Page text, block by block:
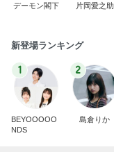
デーモン閣下 片岡愛之助
新登場ランキング
1
BEYOOOOO
NDS
2
島倉りか